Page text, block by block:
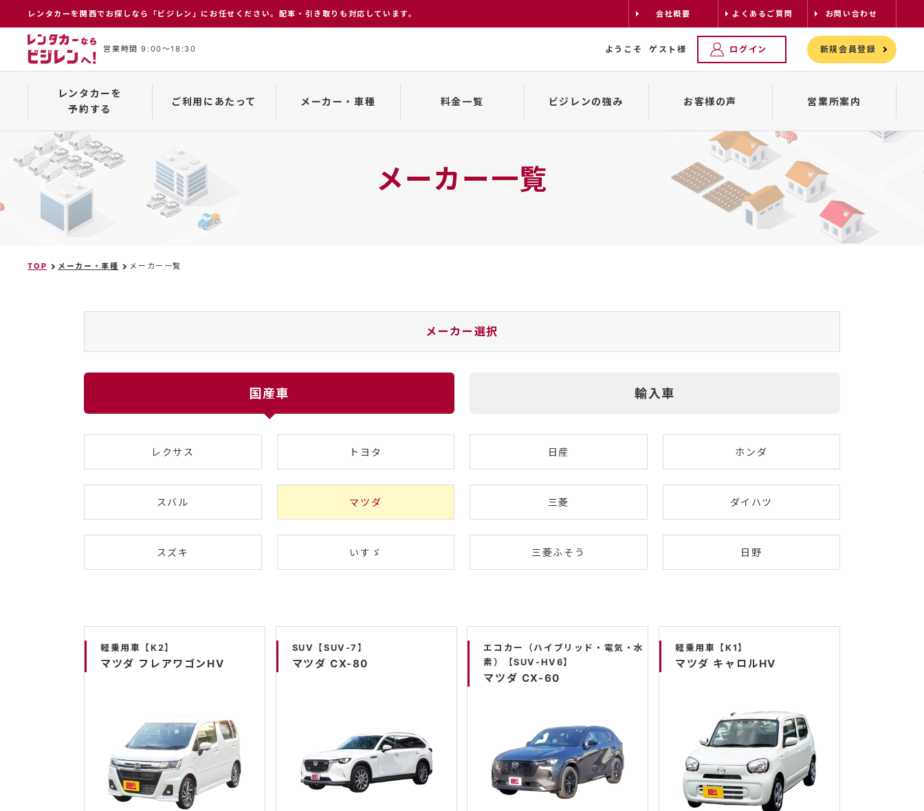
レンタカーを関⻄でお探しなら「ビジレン」にお任せください。配⾞・引き取りも対応しています。 会社概要 よくあるご質問 お問い合わせ
営業時間 9:00〜18:30 ようこそ ゲスト様 ログイン 新規会員登録
レンタカーを
予約する
インターネット予約について レンタカーの配車について
ご利用にあたって
保険補償制度
メーカー・車種
メーカー一覧
料金一覧 ビジレンの強み お客様の声 営業所案内
メーカー一覧
TOP メーカー・車種 メーカー一覧
メーカー選択
国産車 輸入車
レクサス トヨタ 日産 ホンダ
スバル マツダ 三菱 ダイハツ
スズキ いすゞ 三菱ふそう 日野
軽乗用車【K2】
マツダ フレアワゴンHV
SUV【SUV-7】
マツダ CX-80
エコカー（ハイブリッド・電気・水
素）【SUV-HV6】
マツダ CX-60
軽乗用車【K1】
マツダ キャロルHV